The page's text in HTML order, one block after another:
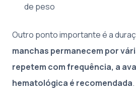
de peso
Outro ponto importante é a
manchas permanecem por
repetem com frequência, a
hematológica é recomendada.